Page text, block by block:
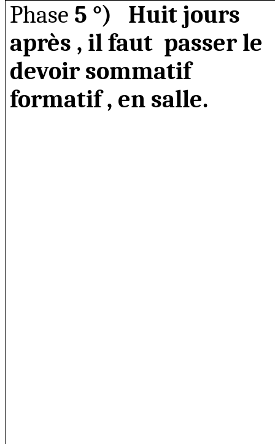
Phase 5 °)
Huit jours
après , il faut passer le
devoir sommatif
formatif , en salle.